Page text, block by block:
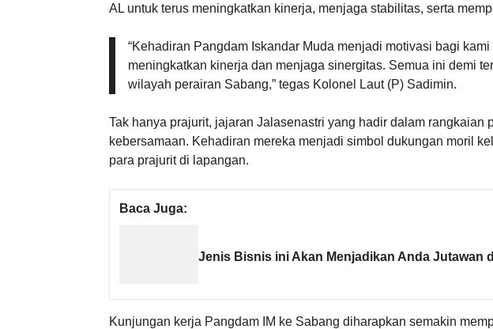
AL untuk terus meningkatkan kinerja, menjaga stabilitas, serta
“Kehadiran Pangdam Iskandar Muda menjadi motivasi bagi
meningkatkan kinerja dan menjaga sinergitas. Semua ini demi
wilayah perairan Sabang,” tegas Kolonel Laut (P) Sadimin.
Tak hanya prajurit, jajaran Jalasenastri yang hadir dalam rangkaian
kebersamaan. Kehadiran mereka menjadi simbol dukungan moril
para prajurit di lapangan.
Baca Juga:
Jenis Bisnis ini Akan Menjadikan Anda Jutawan
Kunjungan kerja Pangdam IM ke Sabang diharapkan semakin